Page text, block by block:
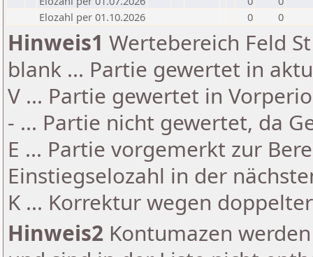
Elozahl per 01.10.2026
0 0
Hinweis1 Wertebereich Feld
blank ... Partie gewertet in
V ... Partie gewertet in
- ... Partie nicht gewertet, da
E ... Partie vorgemerkt zur
Einstiegselozahl in der
K ... Korrektur wegen
Hinweis2 Kontumazen